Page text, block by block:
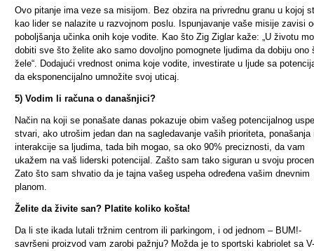
Ovo pitanje ima veze sa misijom. Bez obzira na privrednu granu u kojoj
kao lider se nalazite u razvojnom poslu. Ispunjavanje vaše misije zavisi
poboljšanja učinka onih koje vodite. Kao što Zig Ziglar kaže: „U životu
dobiti sve što želite ako samo dovoljno pomognete ljudima da dobiju ono
žele“. Dodajući vrednost onima koje vodite, investirate u ljude sa
da eksponencijalno umnožite svoj uticaj.
5) Vodim li računa o današnjici?
Način na koji se ponašate danas pokazuje obim vašeg potencijalnog
stvari, ako utrošim jedan dan na sagledavanje vaših prioriteta, ponašanja
interakcije sa ljudima, tada bih mogao, sa oko 90% preciznosti, da vam
ukažem na vaš liderski potencijal. Zašto sam tako siguran u svoju
Zato što sam shvatio da je tajna vašeg uspeha određena vašim dnevnim
planom.
Želite da živite san? Platite koliko košta!
Da li ste ikada lutali tržnim centrom ili parkingom, i od jednom – BUM!-
savršeni proizvod vam zarobi pažnju? Možda je to sportski kabriolet sa